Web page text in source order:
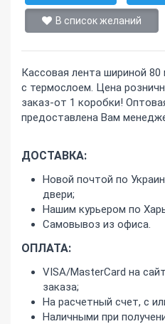
В список желаний
Кассовая лента шириной
с термослоем. Цена
заказ-от 1 коробки!
предоставлена Вам
ДОСТАВКА:
Новой почтой по
двери;
Нашим курьером по
Самовывоз из офиса.
ОПЛАТА:
VISA/MasterCard на
заказа;
На расчетный счет, с
Наличными при